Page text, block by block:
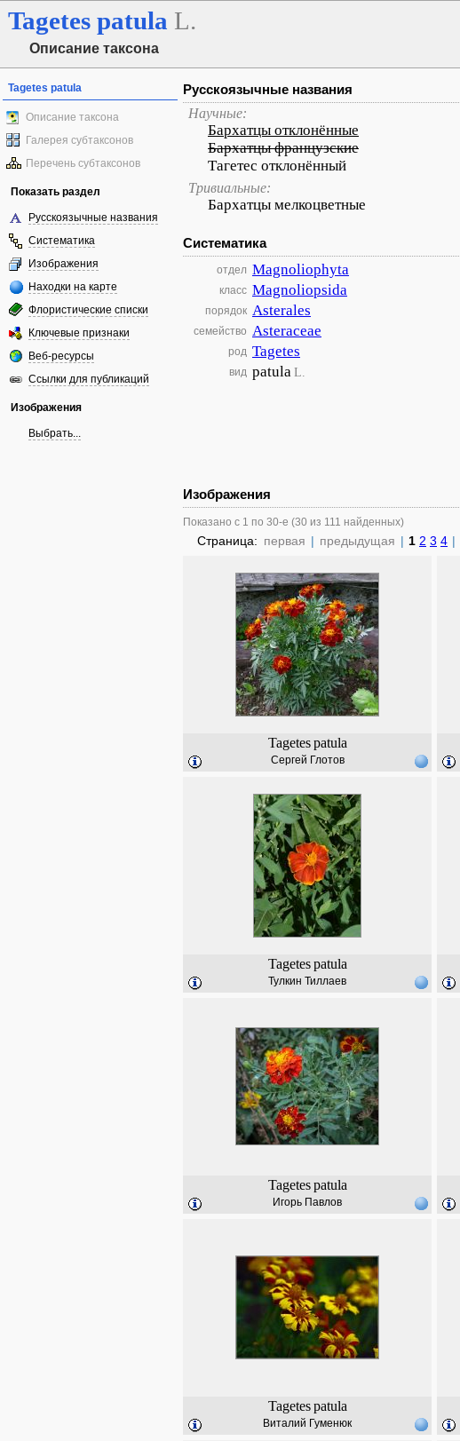
Tagetes patula L.
Описание таксона
Tagetes patula
Описание таксона
Галерея субтаксонов
Перечень субтаксонов
Показать раздел
Русскоязычные названия
Систематика
Изображения
Находки на карте
Флористические списки
Ключевые признаки
Веб-ресурсы
Ссылки для публикаций
Изображения
Выбрать...
Русскоязычные названия
Научные:
Бархатцы отклонённые
Бархатцы французские
Тагетес отклонённый
Тривиальные:
Бархатцы мелкоцветные
Систематика
отдел Magnoliophyta
класс Magnoliopsida
порядок Asterales
семейство Asteraceae
род Tagetes
вид patulaL.
Изображения
Показано с 1 по 30-е (30 из 111 найденных)
Страница: первая | предыдущая | 1 2 3 4 |
Tagetes patula
Сергей Глотов
Tagetes patula
Тулкин Тиллаев
Tagetes patula
Игорь Павлов
Tagetes patula
Виталий Гуменюк